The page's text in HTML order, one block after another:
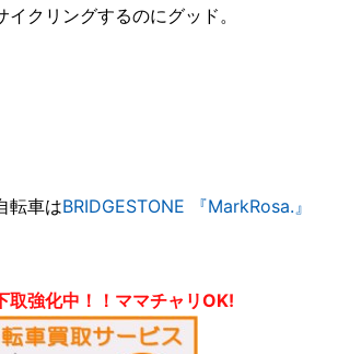
クリングするのにグッド。
転車はBRIDGESTONE 『MarkRosa.』
取強化中！！ママチャリOK!